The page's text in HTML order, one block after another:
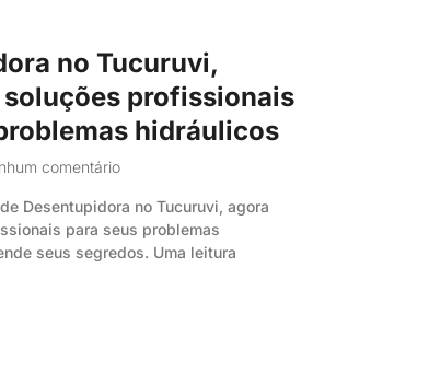
no Tucuruvi,
profissionais
hidráulicos
comentário
Desentupidora no Tucuruvi, agora
para seus problemas
seus segredos. Uma leitura